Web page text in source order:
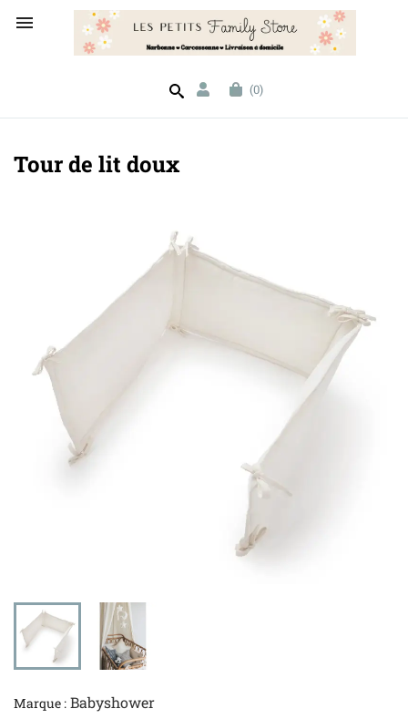

(0)
Tour de lit doux
Marque : Babyshower